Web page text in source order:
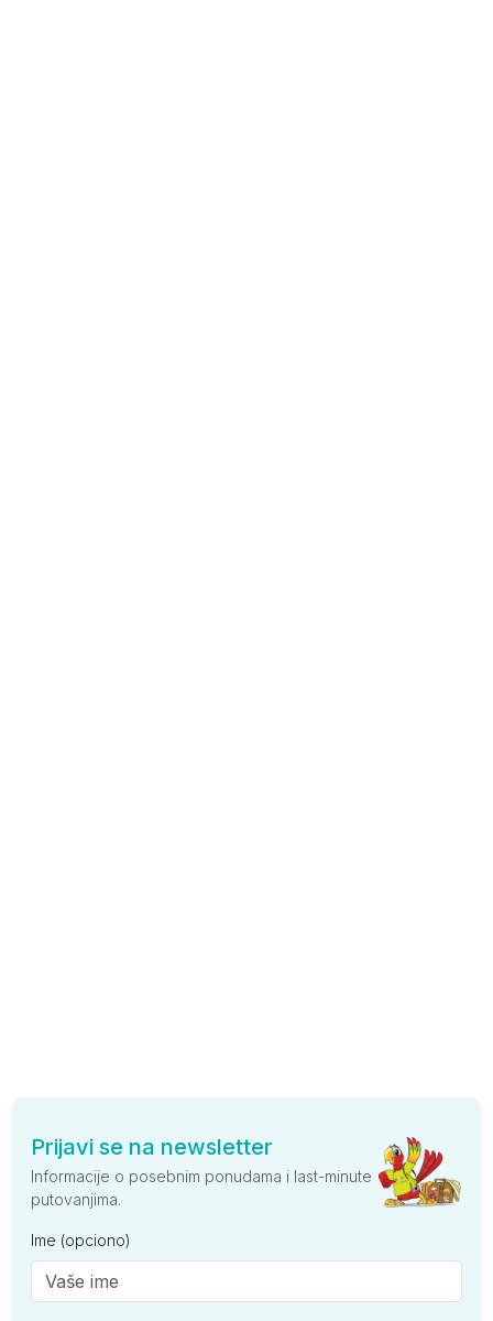
Prijavi se na newsletter
Informacije o posebnim ponudama i last-minute
putovanjima.
Ime (opciono)